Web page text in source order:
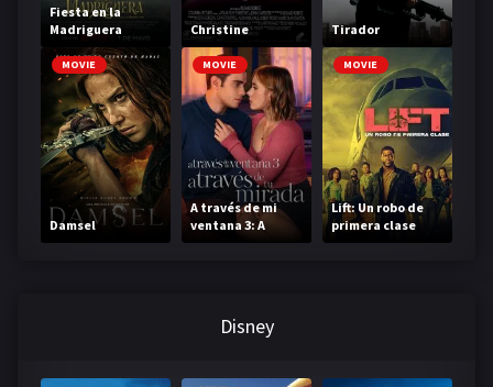
Fiesta en la
Madriguera
Christine Tirador
MOVIE
Damsel
MOVIE
A través de mi
ventana 3: A
través de tu
MOVIE
Lift: Un robo de
primera clase
Disney